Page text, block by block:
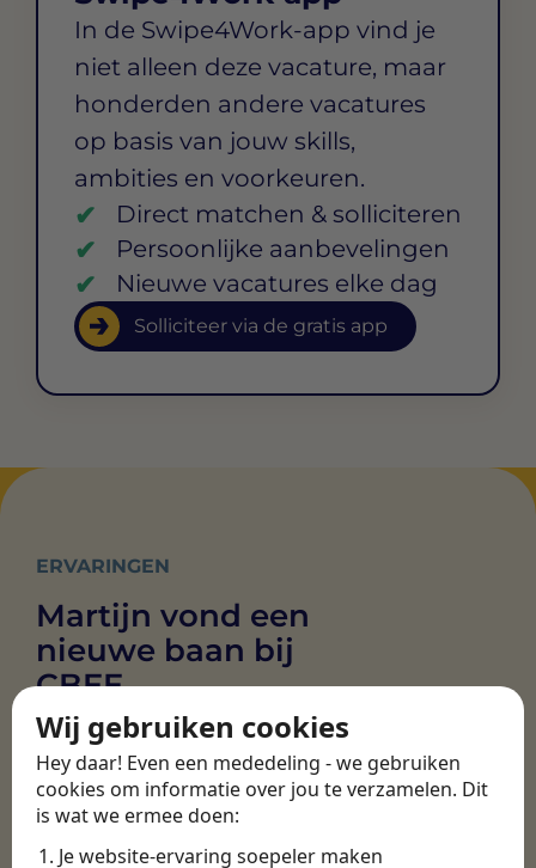
Wij gebruiken cookies
Hey daar! Even een mededeling - we gebruiken
cookies om informatie over jou te verzamelen. Dit
is wat we ermee doen:
Je website-ervaring soepeler maken
In de Swipe4Work-app vind je
niet alleen deze vacature, maar
honderden andere vacatures
op basis van jouw skills,
ambities en voorkeuren.
Direct matchen & solliciteren
Persoonlijke aanbevelingen
Nieuwe vacatures elke dag
Solliciteer via de gratis app
ERVARINGEN
Martijn vond een
nieuwe baan bij
CBEE
Door Swipe4Work heb ik op een hele
makkelijke, laagdrempelige manier eigenlijk
een hele leuke nieuwe baan gevonden. Met heel
veel nieuwe uitdagingen!